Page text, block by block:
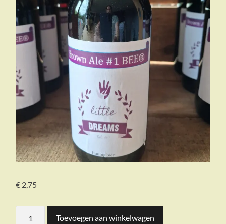
€ 2,75
Toevoegen aan winkelwagen